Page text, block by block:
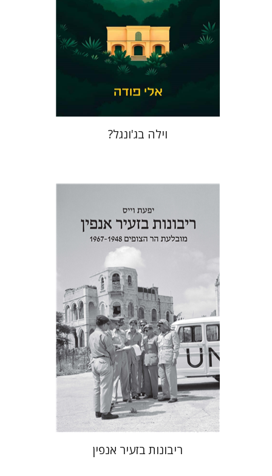
הנחת אתר ספר מודפס
$46
$41
וילה בג'ונגל?
יפעת וייס
הנחת אתר ספר מודפס
$42
$38
ריבונות בזעיר אנפין